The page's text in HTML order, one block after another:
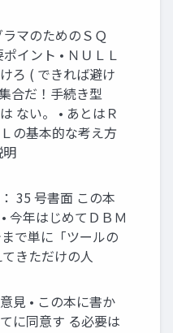
マのためのＳＱ
イント • ＮＵＬＬ
ろ ( できれば避け
合だ！手続き型
ない。 • あとはＲ
の基本的な考え方
明
35 号書面 この本
今年はじめてＤＢＭ
で単に「ツールの
きただけの人
見 • この本に書か
に同意す る必要は